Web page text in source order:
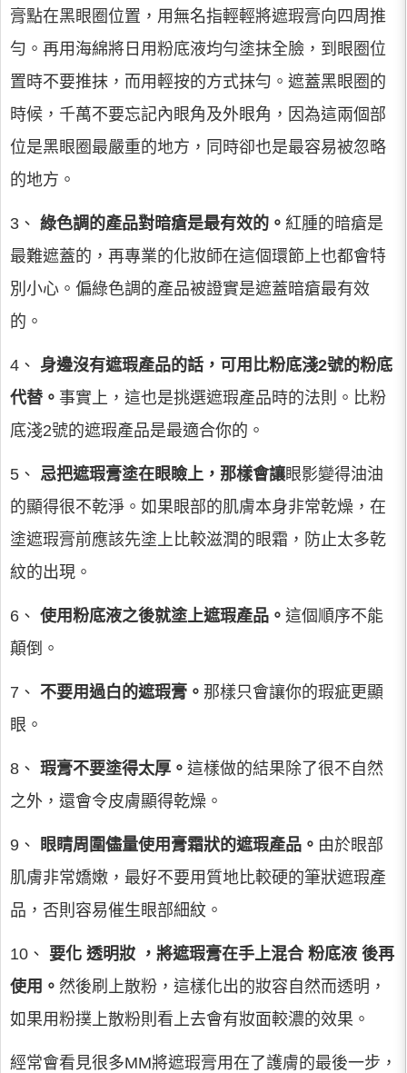
膏點在黑眼圈位置，用無名指輕輕將遮瑕膏向四周推
勻。再用海綿將日用粉底液均勻塗抹全臉，到眼圈位
置時不要推抹，而用輕按的方式抹勻。遮蓋黑眼圈的
時候，千萬不要忘記內眼角及外眼角，因為這兩個部
位是黑眼圈最嚴重的地方，同時卻也是最容易被忽略
的地方。
3、 綠色調的產品對暗瘡是最有效的。 紅腫的暗瘡是
最難遮蓋的，再專業的化妝師在這個環節上也都會特
別小心。偏綠色調的產品被證實是遮蓋暗瘡最有效
的。
4、 身邊沒有遮瑕產品的話，可用比粉底淺2號的粉底
代替。 事實上，這也是挑選遮瑕產品時的法則。比粉
底淺2號的遮瑕產品是最適合你的。
5、 忌把遮瑕膏塗在眼瞼上，那樣會讓眼影變得油油
的顯得很不乾淨。如果眼部的肌膚本身非常乾燥，在
塗遮瑕膏前應該先塗上比較滋潤的眼霜，防止太多乾
紋的出現。
6、 使用粉底液之後就塗上遮瑕產品。 這個順序不能
顛倒。
7、 不要用過白的遮瑕膏。 那樣只會讓你的瑕疵更顯
眼。
8、 瑕膏不要塗得太厚。 這樣做的結果除了很不自然
之外，還會令皮膚顯得乾燥。
9、 眼睛周圍儘量使用膏霜狀的遮瑕產品。 由於眼部
肌膚非常嬌嫩，最好不要用質地比較硬的筆狀遮瑕產
品，否則容易催生眼部細紋。
10、 要化 透明妝 ，將遮瑕膏在手上混合 粉底液 後再
使用。 然後刷上散粉，這樣化出的妝容自然而透明，
如果用粉撲上散粉則看上去會有妝面較濃的效果。
經常會看見很多MM將遮瑕膏用在了護膚的最後一步，